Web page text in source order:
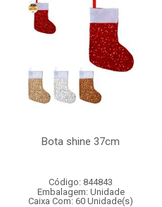
Bota shine 37cm
Código: 844843
Embalagem: Unidade
Caixa Com: 60 Unidade(s)